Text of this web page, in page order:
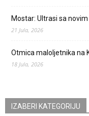
Mostar: Ultrasi sa
21 Jula, 2026
Otmica maloljetnika na
18 Jula, 2026
IZABERI KATEGORIJU